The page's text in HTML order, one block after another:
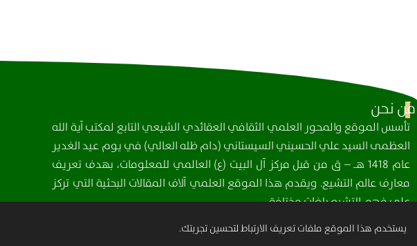
مَن نحن
تأسس الموقع والمحور العلمي الثقافي العقائدي الشيعي التابع لمكتب آية الله
العظمى السيد علي الحسيني السيستاني (دام ظله العالي) في يوم عيد الغدير
عام 1418 هـ – ق من قبل مركز آل البيت (ع) العالمي للمعلومات، بهدف تعريف
معارف عالم التشيع. ويقدم هذا الموقع العلمي آلاف المقالات البحثية التي تركز
على فهم التشيع بلغات مختلفة.
يستخدم هذا الموقع ملفات تعريف الارتباط لتحسين تجربتك.